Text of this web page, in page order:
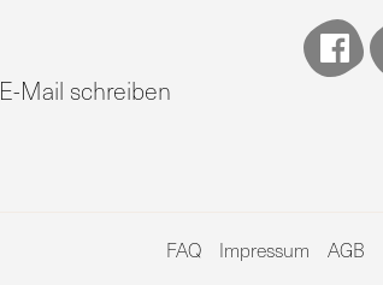
E-Mail schreiben
FAQ Impressum AGB